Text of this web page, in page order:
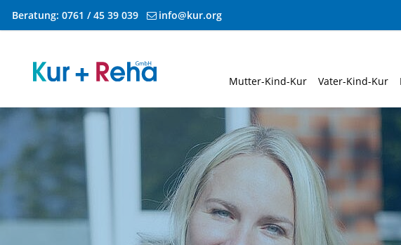
Beratung: 0761 / 45 39 039 info@kur.org
Mutter-Kind-Kur Vater-Kind-Kur